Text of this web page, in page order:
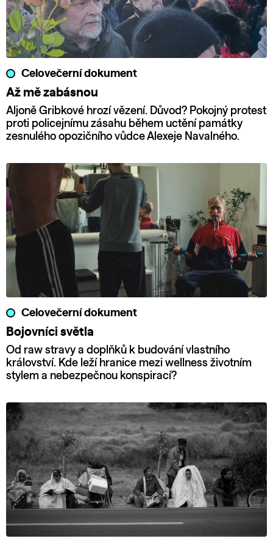
Celovečerní dokument
Až mě zabásnou
Aljoně Gribkové hrozí vězení. Důvod? Pokojný protest
proti policejnímu zásahu během uctění památky
zesnulého opozičního vůdce Alexeje Navalného.
Celovečerní dokument
Bojovníci světla
Od raw stravy a doplňků k budování vlastního
království. Kde leží hranice mezi wellness životním
stylem a nebezpečnou konspirací?